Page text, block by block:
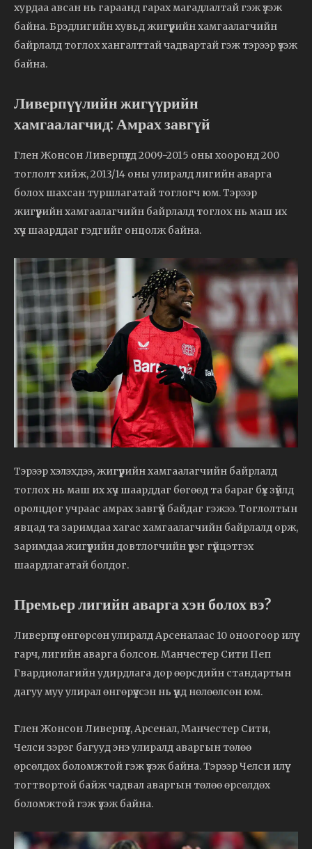
хурдаа авсан нь гараанд гарах магадлалтай гэж үзэж
байна. Брэдлигийн хувьд жигүүрийн хамгаалагчийн
байрлалд тоглох хангалттай чадвартай гэж тэрээр үзэж
байна.
Ливерпүүлийн жигүүрийн
хамгаалагчид: Амрах завгүй
Глен Жонсон Ливерпүүлд 2009-2015 оны хооронд 200
тоглолт хийж, 2013/14 оны улиралд лигийн аварга
болох шахсан туршлагатай тоглогч юм. Тэрээр
жигүүрийн хамгаалагчийн байрлалд тоглох нь маш их
хүч шаарддаг гэдгийг онцолж байна.
Тэрээр хэлэхдээ, жигүүрийн хамгаалагчийн байрлалд
тоглох нь маш их хүч шаарддаг бөгөөд та бараг бүх зүйлд
оролцдог учраас амрах завгүй байдаг гэжээ. Тоглолтын
явцад та заримдаа хагас хамгаалагчийн байрлалд орж,
заримдаа жигүүрийн довтлогчийн үүрэг гүйцэтгэх
шаардлагатай болдог.
Премьер лигийн аварга хэн болох вэ?
Ливерпүүл өнгөрсөн улиралд Арсеналаас 10 оноогоор илүү
гарч, лигийн аварга болсон. Манчестер Сити Пеп
Гвардиолагийн удирдлага дор өөрсдийн стандартын
дагуу муу улирал өнгөрүүлсэн нь үүнд нөлөөлсөн юм.
Глен Жонсон Ливерпүүл, Арсенал, Манчестер Сити,
Челси зэрэг багууд энэ улиралд аваргын төлөө
өрсөлдөх боломжтой гэж үзэж байна. Тэрээр Челси илүү
тогтвортой байж чадвал аваргын төлөө өрсөлдөх
боломжтой гэж үзэж байна.